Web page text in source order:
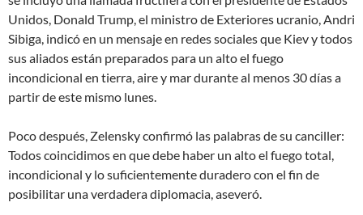
Unidos, Donald Trump, el ministro de Exteriores ucranio, Andri
Sibiga, indicó en un mensaje en redes sociales que Kievy todos
sus aliados están preparados para un alto el fuego
incondicional en tierra, aire y mar durante al menos 30 días a
partir de este mismo lunes.
Poco después, Zelensky confirmó las palabras de su canciller:
Todos coincidimos en que debe haber un alto el fuego total,
incondicional y lo suficientemente duradero con el fin de
posibilitar una verdadera diplomacia, aseveró.